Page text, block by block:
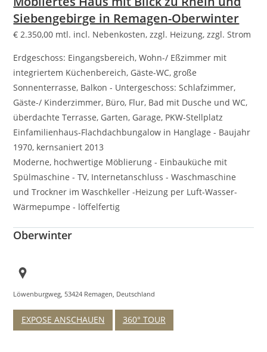
Siebengebirge in Remagen-Oberwinter
€ 2.350,00 mtl. incl. Nebenkosten, zzgl. Heizung, zzgl. Strom
Erdgeschoss: Eingangsbereich, Wohn-/ Eßzimmer mit
integriertem Küchenbereich, Gäste-WC, große
Sonnenterrasse, Balkon - Untergeschoss: Schlafzimmer,
Gäste-/ Kinderzimmer, Büro, Flur, Bad mit Dusche und WC,
überdachte Terrasse, Garten, Garage, PKW-Stellplatz
Einfamilienhaus-Flachdachbungalow in Hanglage - Baujahr
1970, kernsaniert 2013
Moderne, hochwertige Möblierung - Einbauküche mit
Spülmaschine - TV, Internetanschluss - Waschmaschine
und Trockner im Waschkeller -Heizung per Luft-Wasser-
Wärmepumpe - löffelfertig
Oberwinter
Löwenburgweg, 53424 Remagen, Deutschland
EXPOSE ANSCHAUEN 360° TOUR